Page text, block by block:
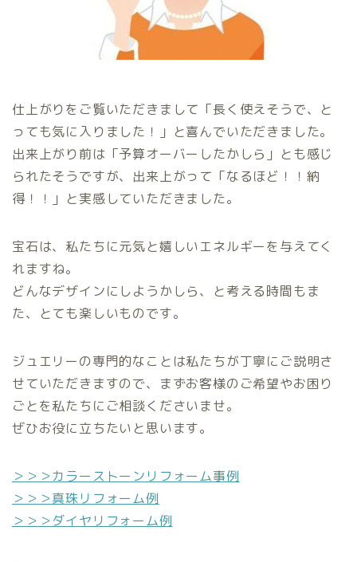
仕上がりをご覧いただきまして「長く使えそうで、と
っても気に入りました！」と喜んでいただきました。
出来上がり前は「予算オーバーしたかしら」とも感じ
られたそうですが、出来上がって「なるほど！！納
得！！」と実感していただきました。
宝石は、私たちに元気と嬉しいエネルギーを与えてく
れますね。
どんなデザインにしようかしら、と考える時間もま
た、とても楽しいものです。
ジュエリーの専門的なことは私たちが丁寧にご説明さ
せていただきますので、まずお客様のご希望やお困り
ごとを私たちにご相談くださいませ。
ぜひお役に立ちたいと思います。
＞＞＞カラーストーンリフォーム事例
＞＞＞真珠リフォーム例
＞＞＞ダイヤリフォーム例